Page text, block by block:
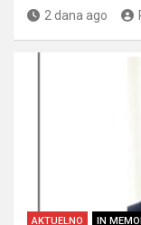
2 dana ago
AKTUELNO IN